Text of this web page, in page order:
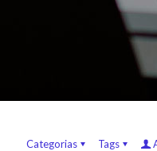
Categorias Tags